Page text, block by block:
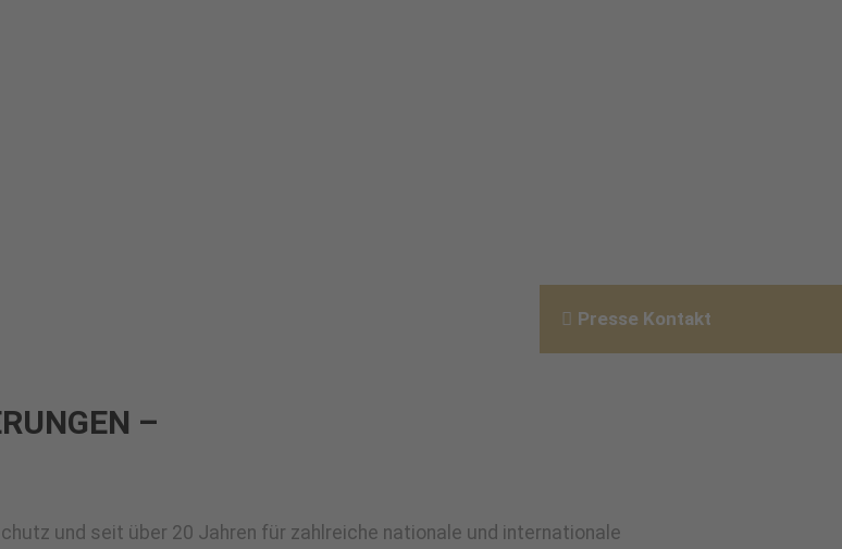
Presse Kontakt
–
und seit über 20 Jahren für zahlreiche nationale und internationale